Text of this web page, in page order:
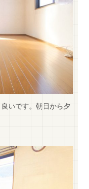
いです。朝日から夕